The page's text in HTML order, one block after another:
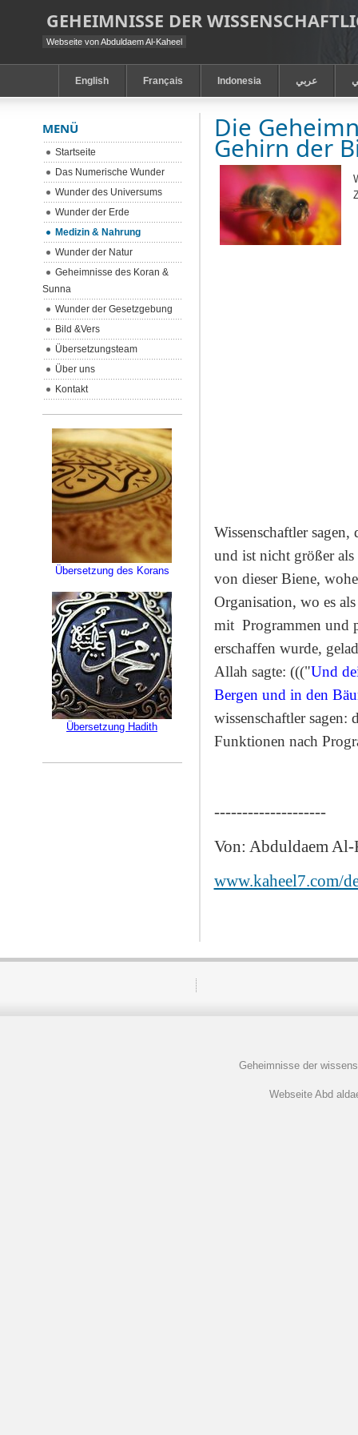
GEHEIMNISSE DER
Webseite von Abduldaem Al-Kaheel
English Français Indonesia عربي
Die
Gehirn der
Wissenschaftler
und ist nicht größer
von dieser Biene,
Organisation, wo es
mit Programmen und
erschaffen wurde,
Allah sagte: ((("Und
Bergen und in den
wissenschaftler sagen:
Funktionen nach
--------------------
Von: Abduldaem Al-
www.kaheel7.com/
MENÜ
Startseite
Das Numerische Wunder
Wunder des Universums
Wunder der Erde
Medizin & Nahrung
Wunder der Natur
Geheimnisse des Koran &
Sunna
Wunder der Gesetzgebung
Bild &Vers
Übersetzungsteam
Über uns
Kontakt
Übersetzung des Korans
Übersetzung Hadith
Geheimnisse der
Webseite Abd